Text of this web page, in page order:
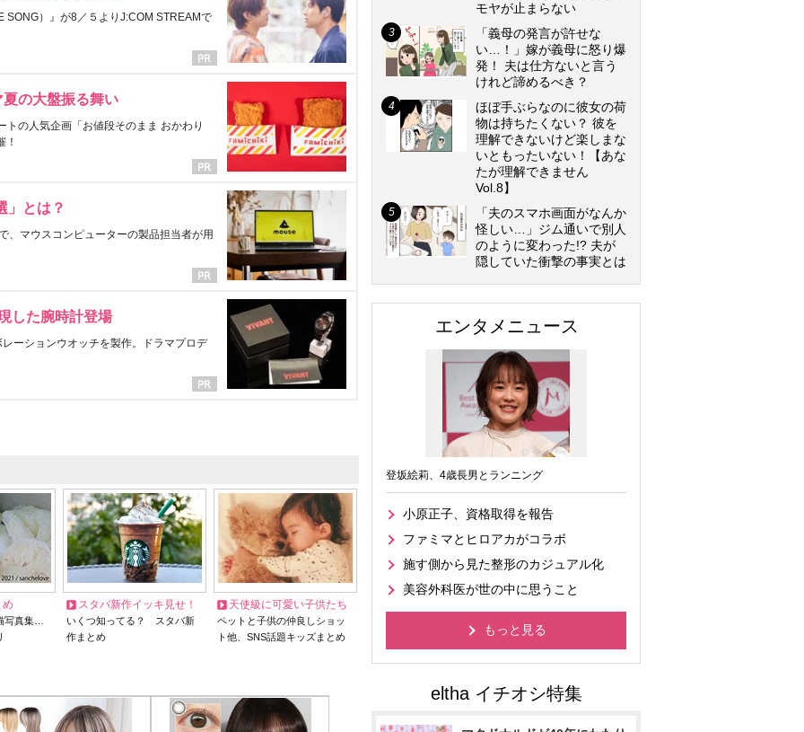
SONG）』が8／５よりJ:COM STREAMで
の大盤振る舞い
の人気企画「お値段そのまま おかわり
！
」とは？
、マウスコンピューターの製品担当者が用
した腕時計登場
ーションウオッチを製作。ドラマプロデ
め
写真集…
スタバ新作イッキ見せ！
いくつ知ってる？ スタバ新
作まとめ
天使級に可愛い子供たち
ペットと子供の仲良しショッ
ト他、SNS話題キッズまとめ
モヤが止まらない
「義母の発言が許せな
い…！」嫁が義母に怒り爆
発！ 夫は仕方ないと言う
けれど諦めるべき？
ほぼ手ぶらなのに彼女の荷
物は持ちたくない？ 彼を
理解できないけど楽しまな
いともったいない！【あな
たが理解できません
Vol.8】
「夫のスマホ画面がなんか
怪しい…」ジム通いで別人
のように変わった!? 夫が
隠していた衝撃の事実とは
エンタメニュース
登坂絵莉、4歳長男とランニング
小原正子、資格取得を報告
ファミマとヒロアカがコラボ
施す側から見た整形のカジュアル化
美容外科医が世の中に思うこと
もっと見る